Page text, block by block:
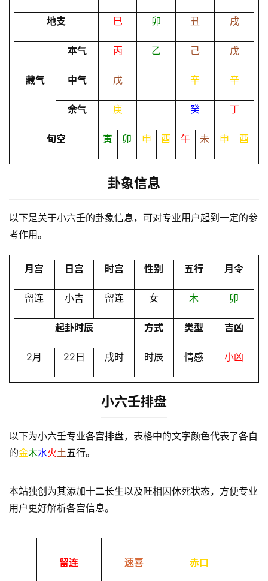
命
A
会
登录 注册
地支 巳 卯 丑 戌
本气 丙 乙 己 戊
藏气 中气 戊 辛 辛
余气 庚 癸 丁
旬空 寅 卯 申 酉 午 未 申 酉
卦象信息
以下是关于小六壬的卦象信息，可对专业用户起到一定的参
考作用。
月宫 日宫 时宫 性别 五行 月令
留连 小吉 留连 女 木 卯
起卦时辰 方式 类型 吉凶
2月 22日 戌时 时辰 情感 小凶
小六壬排盘
以下为小六壬专业各宫排盘，表格中的文字颜色代表了各自
的金木水火土五行。
本站独创为其添加十二长生以及旺相囚休死状态，方便专业
用户更好解析各宫信息。
留连 速喜 赤口